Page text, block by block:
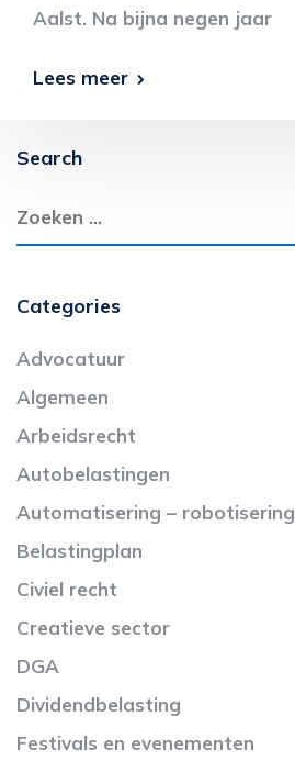
Aalst. Na bijna negen jaar
Lees meer
Search
Categories
Advocatuur
Algemeen
Arbeidsrecht
Autobelastingen
Automatisering – robotisering
Belastingplan
Civiel recht
Creatieve sector
DGA
Dividendbelasting
Festivals en evenementen